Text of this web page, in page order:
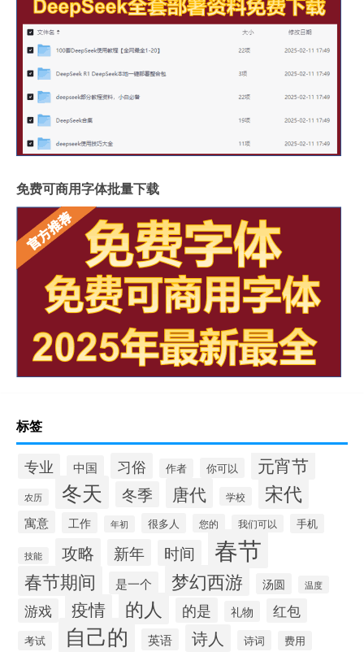
免费可商用字体批量下载
标签
专业 中国 习俗 作者 你可以 元宵节
农历 冬天 冬季 唐代 学校 宋代
寓意 工作 年初 很多人 您的 我们可以 手机
技能 攻略 新年 时间 春节
春节期间 是一个 梦幻西游 汤圆 温度
游戏 疫情 的人 的是 礼物 红包
考试 自己的 英语 诗人 诗词 费用